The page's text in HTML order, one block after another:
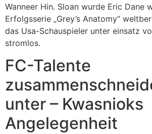
Wanneer Hin. Sloan wurde Eric Dane
Erfolgsserie „Grey’s Anatomy“
das Usa-Schauspieler unter einsatz
stromlos.
FC-Talente
unter – Kwasnioks
Angelegenheit